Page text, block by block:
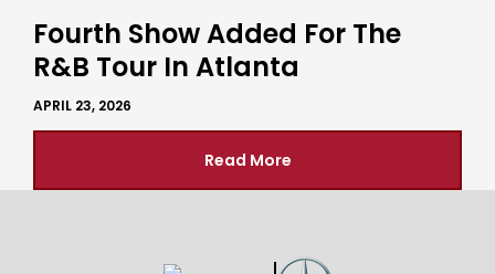
Fourth Show Added For The
R&B Tour In Atlanta
APRIL 23, 2026
Read More